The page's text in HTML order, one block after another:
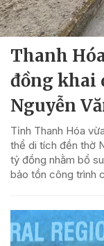
Thanh
đồng khai
Nguyễn
Tỉnh Thanh Hóa
thể di tích đền thờ
tỷ đồng nhằm bổ
bảo tồn công trình